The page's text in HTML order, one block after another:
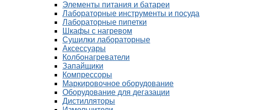
Элементы питания и батареи
Лабораторные инструменты и посуда
Лабораторные пипетки
Шкафы с нагревом
Сушилки лабораторные
Аксессуары
Колбонагреватели
Запайщики
Компрессоры
Маркировочное оборудование
Оборудование для дегазации
Дистилляторы